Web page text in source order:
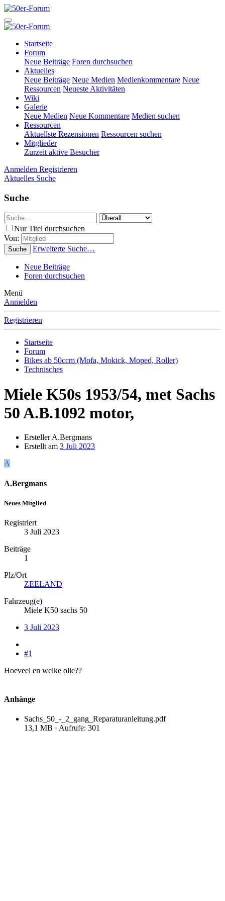
Startseite
Forum
Neue Beiträge Foren durchsuchen
Aktuelles
Neue Beiträge Neue Medien Medienkommentare Neue
Ressourcen Neueste Aktivitäten
Wiki
Galerie
Neue Medien Neue Kommentare Medien suchen
Ressourcen
Aktuellste Rezensionen Ressourcen suchen
Mitglieder
Zurzeit aktive Besucher
Anmelden Registrieren
Aktuelles Suche
Suche
Nur Titel durchsuchen
Von:
Suche Erweiterte Suche…
Neue Beiträge
Foren durchsuchen
Menü
Anmelden
Registrieren
Startseite
Forum
Bikes ab 50ccm (Mofa, Mokick, Moped, Roller)
Technisches
Miele K50s 1953/54, met Sachs
50 A.B.1092 motor,
ErstellerA.Bergmans
Erstellt am 3 Juli 2023
A
A.Bergmans
Neues Mitglied
Registriert
3 Juli 2023
Beiträge
1
Plz/Ort
ZEELAND
Fahrzeug(e)
Miele K50 sachs 50
3 Juli 2023
#1
Hoeveel en welke olie??
Anhänge
Sachs_50_-_2_gang_Reparaturanleitung.pdf
13,1 MB · Aufrufe: 301